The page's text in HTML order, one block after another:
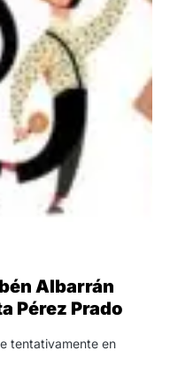
Albarrán
Pérez Prado
tentativamente en